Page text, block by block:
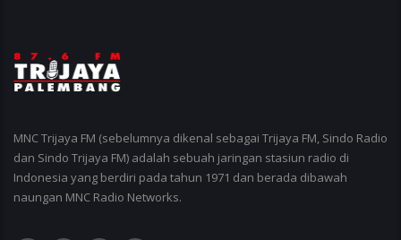
MNC Trijaya FM (sebelumnya dikenal sebagai Trijaya FM, Sindo Radio
dan Sindo Trijaya FM) adalah sebuah jaringan stasiun radio di
Indonesia yang berdiri pada tahun 1971 dan berada dibawah
naungan MNC Radio Networks.